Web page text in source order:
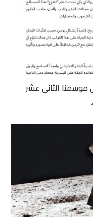
موسمنا الثاني عشر